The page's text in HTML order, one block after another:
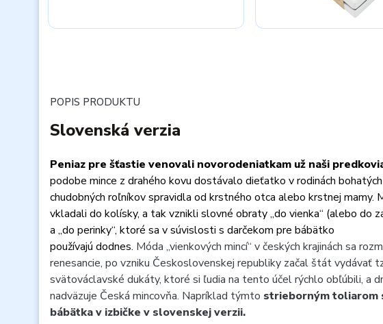
POPIS PRODUKTU
Slovenská verzia
Peniaz pre šťastie venovali novorodeniatkam už naši
podobe mince z drahého kovu dostávalo dieťatko v rodinách
chudobných roľníkovspravidla od krstného otca alebo krstnej mamy.
vkladali do kolísky, a tak vznikli slovné obraty„do vienka“ (alebo do
a „do perinky“, ktoré sa v súvislosti s darčekom pre bábätko
používajú dodnes. Móda „vienkových mincí“ v českých krajinách sa
renesancie, po vzniku Československej republiky začal štát vydávať
svätováclavské dukáty, ktoré si ľudia na tento účel rýchlo obľúbili, a
nadväzuje Česká mincovňa. Napríklad týmto strieborným toliarom
bábätka v izbičke v slovenskej verzii.